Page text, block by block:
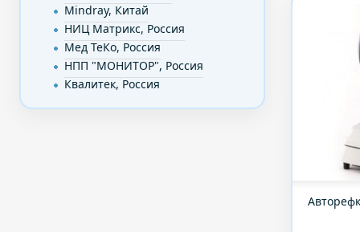
Mindray, Китай
НИЦ Матрикс, Россия
Мед ТеКо, Россия
НПП "МОНИТОР", Россия
Квалитек, Россия